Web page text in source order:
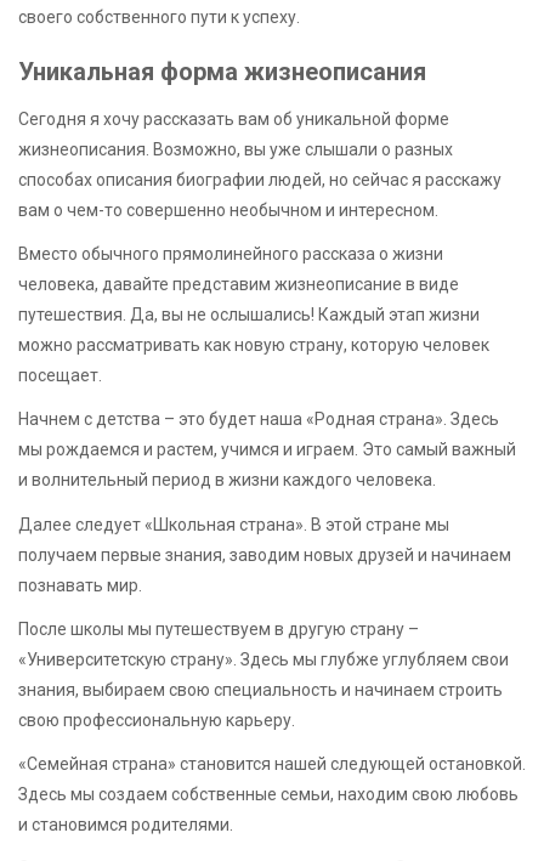
своего собственного пути к успеху.
Уникальная форма жизнеописания
Сегодня я хочу рассказать вам об уникальной форме
жизнеописания. Возможно, вы уже слышали о разных
способах описания биографии людей, но сейчас я расскажу
вам о чем-то совершенно необычном и интересном.
Вместо обычного прямолинейного рассказа о жизни
человека, давайте представим жизнеописание в виде
путешествия. Да, вы не ослышались! Каждый этап жизни
можно рассматривать как новую страну, которую человек
посещает.
Начнем с детства – это будет наша «Родная страна». Здесь
мы рождаемся и растем, учимся и играем. Это самый важный
и волнительный период в жизни каждого человека.
Далее следует «Школьная страна». В этой стране мы
получаем первые знания, заводим новых друзей и начинаем
познавать мир.
После школы мы путешествуем в другую страну –
«Университетскую страну». Здесь мы глубже углубляем свои
знания, выбираем свою специальность и начинаем строить
свою профессиональную карьеру.
«Семейная страна» становится нашей следующей остановкой.
Здесь мы создаем собственные семьи, находим свою любовь
и становимся родителями.